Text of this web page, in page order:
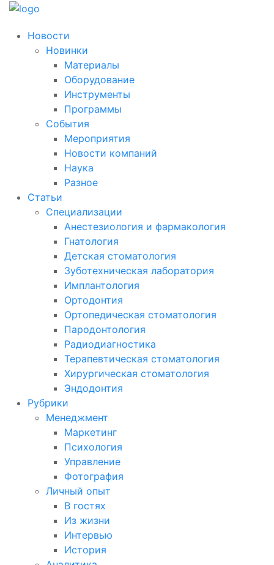
Новости
Новинки
Материалы
Оборудование
Инструменты
Программы
События
Мероприятия
Новости компаний
Наука
Разное
Статьи
Специализации
Анестезиология и фармакология
Гнатология
Детская стоматология
Зуботехническая лаборатория
Имплантология
Ортодонтия
Ортопедическая стоматология
Пародонтология
Радиодиагностика
Терапевтическая стоматология
Хирургическая стоматология
Эндодонтия
Рубрики
Менеджмент
Маркетинг
Психология
Управление
Фотография
Личный опыт
В гостях
Из жизни
Интервью
История